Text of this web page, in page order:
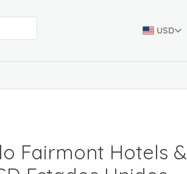
USD
Fairmont Hotels &